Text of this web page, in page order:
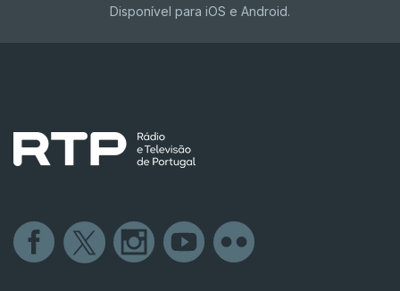
Disponível para iOS e Android.